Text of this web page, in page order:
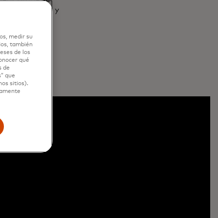
el fraude... y
medir su
también
de los
qué
de
que
sitios).